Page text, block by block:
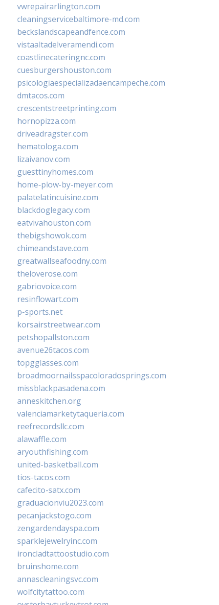
vwrepairarlington.com
cleaningservicebaltimore-md.com
beckslandscapeandfence.com
vistaaltadelveramendi.com
coastlinecateringnc.com
cuesburgershouston.com
psicologiaespecializadaencampeche.com
dmtacos.com
crescentstreetprinting.com
hornopizza.com
driveadragster.com
hematologa.com
lizaivanov.com
guesttinyhomes.com
home-plow-by-meyer.com
palatelatincuisine.com
blackdoglegacy.com
eatvivahouston.com
thebigshowok.com
chimeandstave.com
greatwallseafoodny.com
theloverose.com
gabriovoice.com
resinflowart.com
p-sports.net
korsairstreetwear.com
petshopallston.com
avenue26tacos.com
topgglasses.com
broadmoornailsspacoloradosprings.com
missblackpasadena.com
anneskitchen.org
valenciamarketytaqueria.com
reefrecordsllc.com
alawaffle.com
aryouthfishing.com
united-basketball.com
tios-tacos.com
cafecito-satx.com
graduacionviu2023.com
pecanjackstogo.com
zengardendayspa.com
sparklejewelryinc.com
ironcladtattoostudio.com
bruinshome.com
annascleaningsvc.com
wolfcitytattoo.com